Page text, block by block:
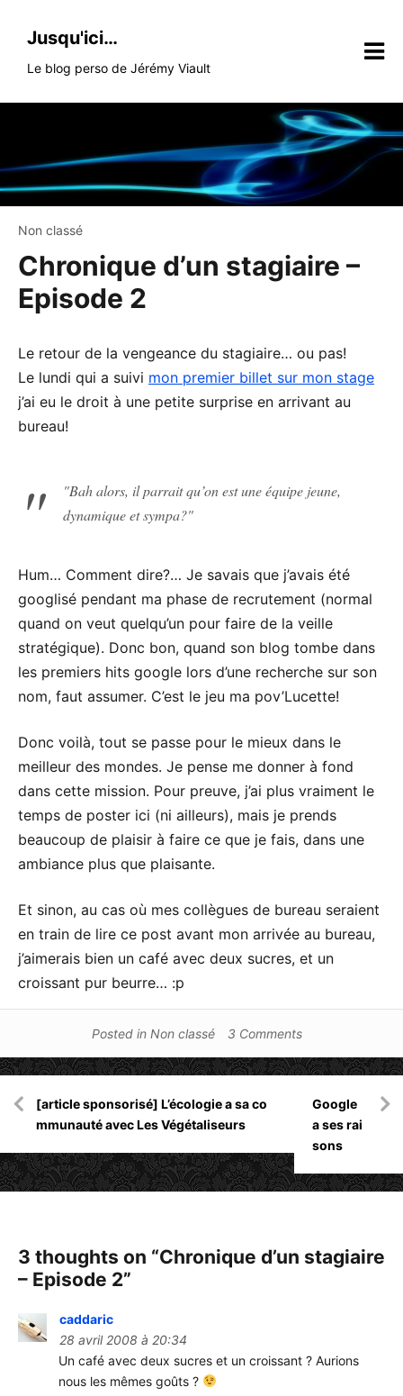
Jusqu'ici…
Le blog perso de Jérémy Viault
Non classé
Chronique d’un stagiaire –
Episode 2
Le retour de la vengeance du stagiaire… ou pas!
Le lundi qui a suivi mon premier billet sur mon stage
j’ai eu le droit à une petite surprise en arrivant au
bureau!
Bah alors, il parrait qu’on est une équipe jeune,
dynamique et sympa?
Hum… Comment dire?… Je savais que j’avais été
googlisé pendant ma phase de recrutement (normal
quand on veut quelqu’un pour faire de la veille
stratégique). Donc bon, quand son blog tombe dans
les premiers hits google lors d’une recherche sur son
nom, faut assumer. C’est le jeu ma pov’Lucette!
Donc voilà, tout se passe pour le mieux dans le
meilleur des mondes. Je pense me donner à fond
dans cette mission. Pour preuve, j’ai plus vraiment le
temps de poster ici (ni ailleurs), mais je prends
beaucoup de plaisir à faire ce que je fais, dans une
ambiance plus que plaisante.
Et sinon, au cas où mes collègues de bureau seraient
en train de lire ce post avant mon arrivée au bureau,
j’aimerais bien un café avec deux sucres, et un
croissant pur beurre… :p
Posted in Non classé 3 Comments
de
l’article
[article sponsorisé] L’écologie a sa co
mmunauté avec Les Végétaliseurs
Google
a ses rai
sons
3 thoughts on “Chronique d’un stagiaire
– Episode 2”
caddaric
28 avril 2008 à 20:34
Un café avec deux sucres et un croissant ? Aurions
nous les mêmes goûts ?